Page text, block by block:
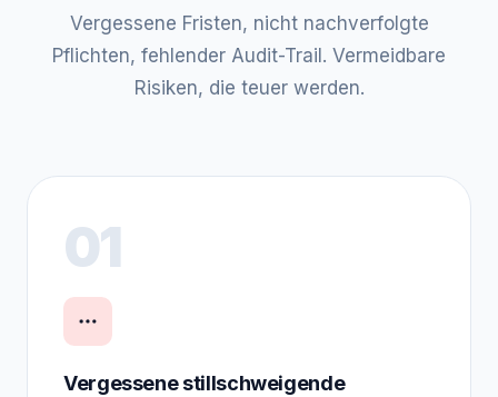
Vergessene Fristen, nicht nachverfolgte
Pflichten, fehlender Audit-Trail. Vermeidbare
Risiken, die teuer werden.
01
Vergessene stillschweigende